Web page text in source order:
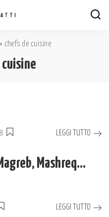
> chefs de cuisine
LEGGI TUTTO
Mashreq…
LEGGI TUTTO